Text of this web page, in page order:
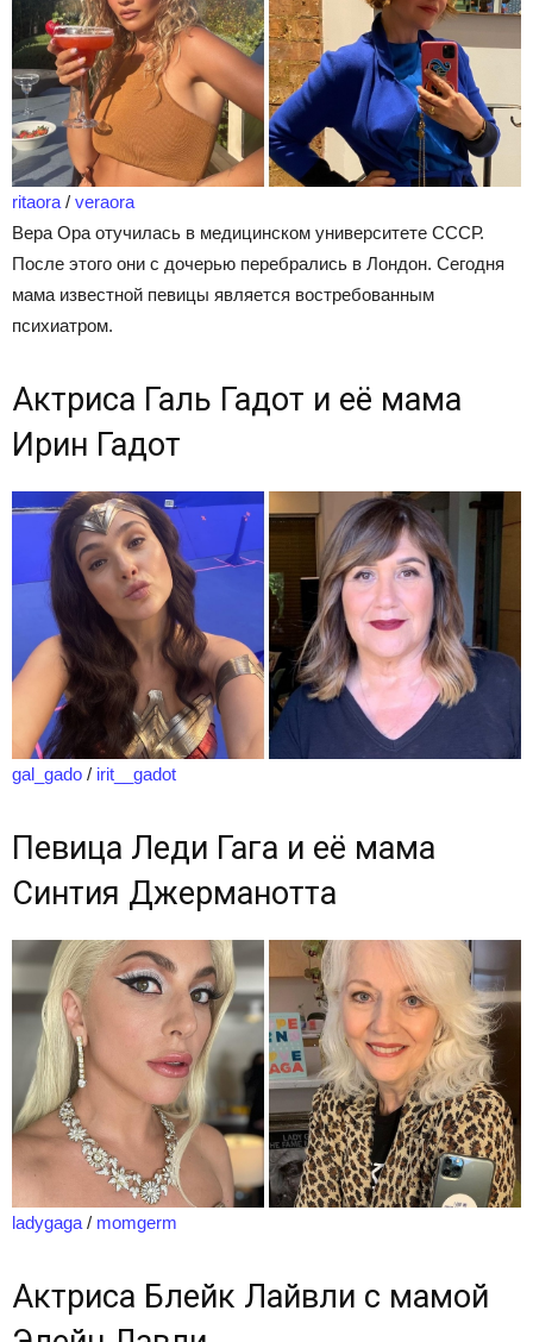
ritaora / veraora
Вера Ора отучилась в медицинском университете СССР.
После этого они с дочерью перебрались в Лондон. Сегодня
мама известной певицы является востребованным
психиатром.
Актриса Галь Гадот и её мама
Ирин Гадот
gal_gado / irit__gadot
Певица Леди Гага и её мама
Синтия Джерманотта
ladygaga / momgerm
Актриса Блейк Лайвли с мамой